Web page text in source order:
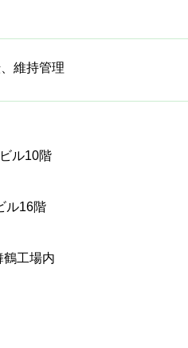
維持管理
ル10階
ル16階
工場内